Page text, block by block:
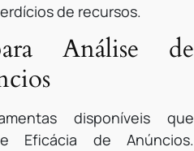
de recursos.
Análise de
disponíveis que
Eficácia de Anúncios.